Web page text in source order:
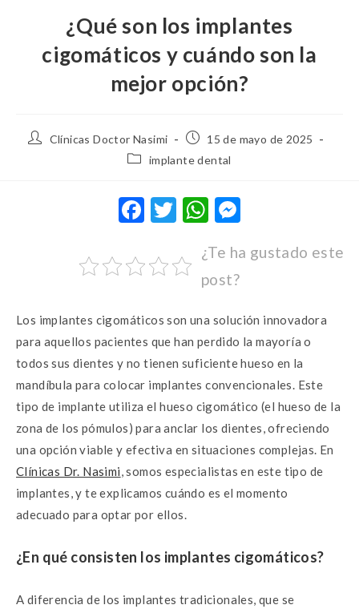
¿Qué son los implantes
cigomáticos y cuándo son la
mejor opción?
Clínicas Doctor Nasimi
15 de mayo de 2025
implante dental
F
e
o
o
k
T
it
r
W
at
s
A
p
p
se
g
er
¿Te ha gustado este
post?
Los implantes cigomáticos son una solución innovadora
para aquellos pacientes que han perdido la mayoría o
todos sus dientes y no tienen suficiente hueso en la
mandíbula para colocar implantes convencionales. Este
tipo de implante utiliza el hueso cigomático (el hueso de la
zona de los pómulos) para anclar los dientes, ofreciendo
una opción viable y efectiva en situaciones complejas. En
Clínicas Dr. Nasimi, somos especialistas en este tipo de
implantes, y te explicamos cuándo es el momento
adecuado para optar por ellos.
¿En qué consisten los implantes cigomáticos?
A diferencia de los implantes tradicionales, que se